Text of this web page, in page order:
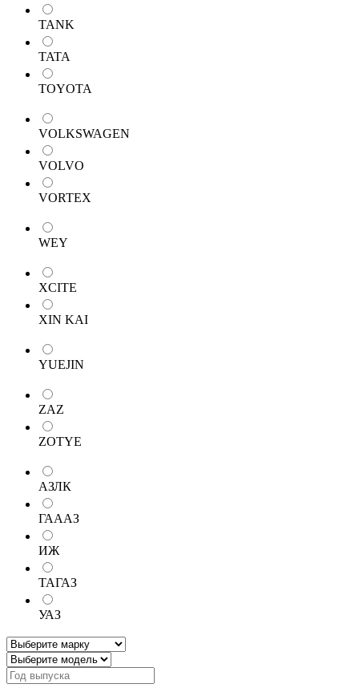
TANK
TATA
TOYOTA
VOLKSWAGEN
VOLVO
VORTEX
WEY
XCITE
XIN KAI
YUEJIN
ZAZ
ZOTYE
АЗЛК
ГАААЗ
ИЖ
ТАГАЗ
УАЗ